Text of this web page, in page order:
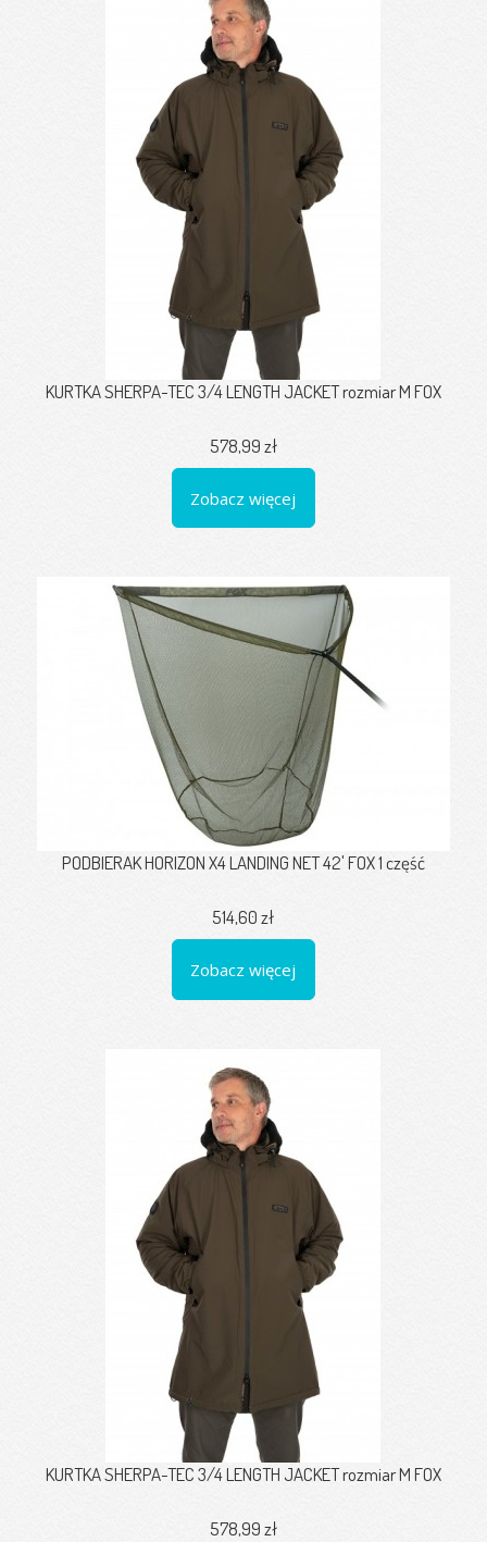
KURTKA SHERPA-TEC 3/4 LENGTH JACKET rozmiar M FOX
578,99 zł
Zobacz więcej
PODBIERAK HORIZON X4 LANDING NET 42' FOX 1 część
514,60 zł
Zobacz więcej
KURTKA SHERPA-TEC 3/4 LENGTH JACKET rozmiar M FOX
578,99 zł